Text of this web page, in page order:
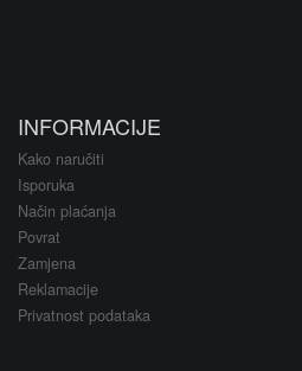
INFORMACIJE
Kako naručiti
Isporuka
Način plaćanja
Povrat
Zamjena
Reklamacije
Privatnost podataka